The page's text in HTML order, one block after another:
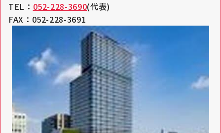
TEL： 052-228-3690(代表)
FAX：052-228-3691